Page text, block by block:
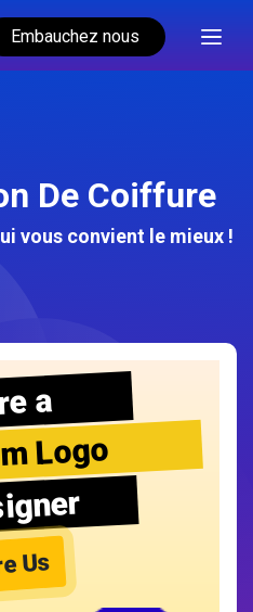
Embauchez nous
De Coiffure
vous convient le mieux !
a
Logo
Us